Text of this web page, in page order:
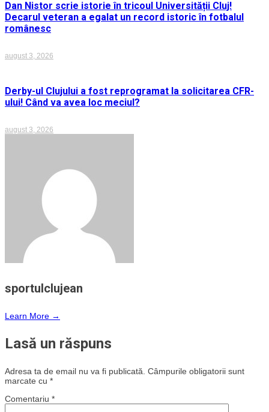
Dan Nistor scrie istorie în tricoul Universității Cluj!
Decarul veteran a egalat un record istoric în fotbalul
românesc
august 3, 2026
Derby-ul Clujului a fost reprogramat la solicitarea CFR-
ului! Când va avea loc meciul?
august 3, 2026
sportulclujean
Learn More →
Lasă un răspuns
Adresa ta de email nu va fi publicată. Câmpurile obligatorii sunt
marcate cu *
Comentariu *